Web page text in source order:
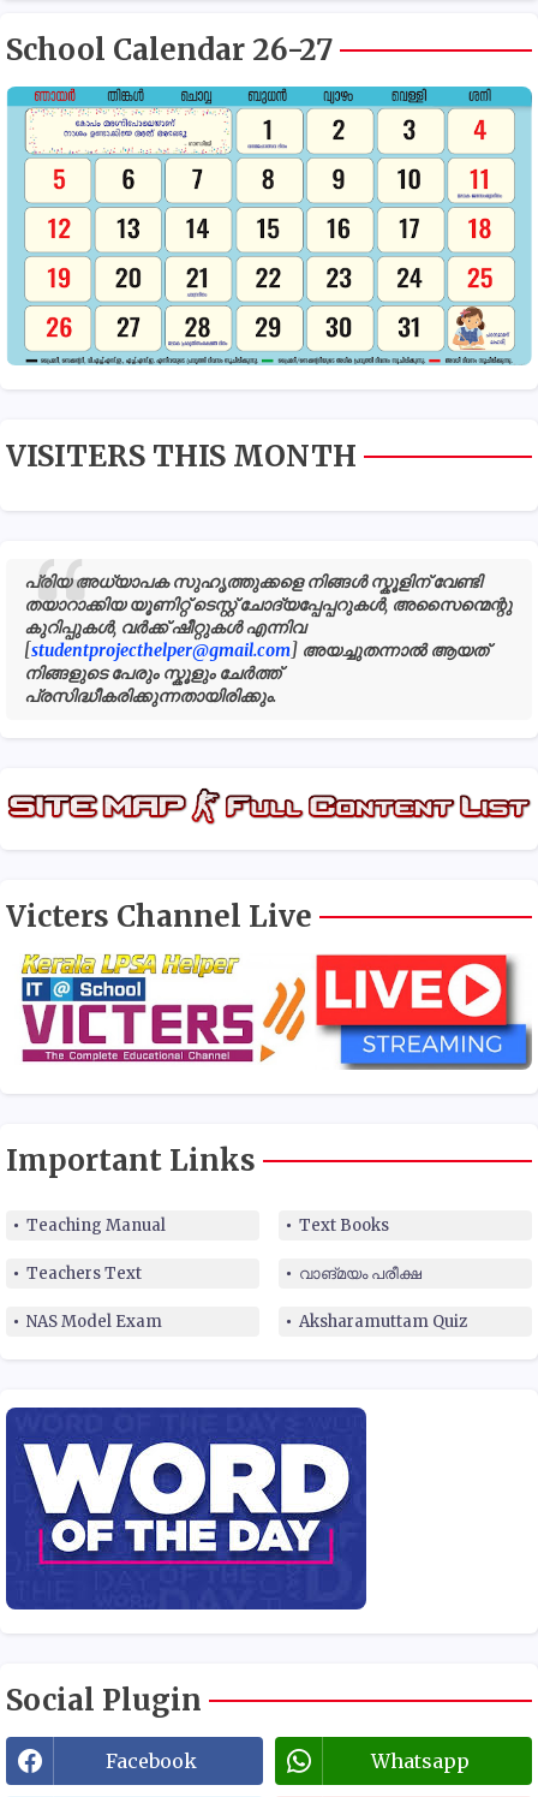
School Calendar 26-27
VISITERS THIS MONTH
പ്രിയ അധ്യാപക സുഹൃത്തുക്കളെ നിങ്ങൾ സ്കൂളിന് വേണ്ടി
തയാറാക്കിയ യൂണിറ്റ് ടെസ്റ്റ് ചോദ്യപ്പേപ്പറുകൾ, അസൈന്മെന്റു
കുറിപ്പുകൾ, വർക്ക് ഷീറ്റുകൾ എന്നിവ
[studentprojecthelper@gmail.com] അയച്ചുതന്നാൽ ആയത്
നിങ്ങളുടെ പേരും സ്കൂളും ചേർത്ത്
പ്രസിദ്ധീകരിക്കുന്നതായിരിക്കും.
Victers Channel Live
Important Links
Teaching Manual Text Books
Teachers Text വാങ്മയം പരീക്ഷ
NAS Model Exam Aksharamuttam Quiz
Social Plugin
Facebook Whatsapp